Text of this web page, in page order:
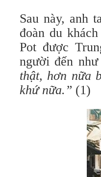
Sau này, anh
đoàn du
Pot được
người đến
thật, hơn nữa
khứ nữa.” (1)